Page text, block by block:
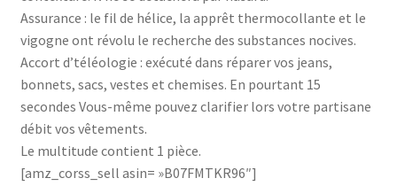
Assurance : le fil de hélice, la apprêt thermocollante et le
vigogne ont révolu le recherche des substances nocives.
Accort d’téléologie : exécuté dans réparer vos jeans,
bonnets, sacs, vestes et chemises. En pourtant 15
secondes Vous-même pouvez clarifier lors votre partisane
débit vos vêtements.
Le multitude contient 1 pièce.
[amz_corss_sell asin= »B07FMTKR96″]